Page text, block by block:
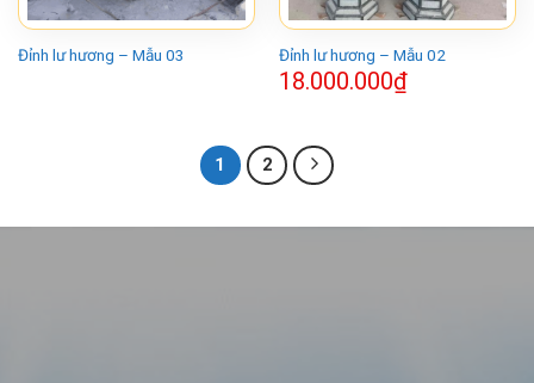
Đỉnh lư hương – Mẫu 03 Đỉnh lư hương – Mẫu 02
18.000.000₫
1 2